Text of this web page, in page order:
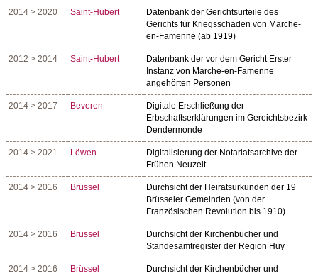
2014 > 2020 Saint-Hubert
Datenbank der Gerichtsurteile des
Gerichts für Kriegsschäden von Marche-
en-Famenne (ab 1919)
2012 > 2014 Saint-Hubert
Datenbank der vor dem Gericht Erster
Instanz von Marche-en-Famenne
angehörten Personen
2014 > 2017 Beveren
Digitale Erschließung der
Erbschaftserklärungen im Gereichtsbezirk
Dendermonde
2014 > 2021 Löwen
Digitalisierung der Notariatsarchive der
Frühen Neuzeit
2014 > 2016 Brüssel
Durchsicht der Heiratsurkunden der 19
Brüsseler Gemeinden (von der
Französischen Revolution bis 1910)
2014 > 2016 Brüssel
Durchsicht der Kirchenbücher und
Standesamtregister der Region Huy
2014 > 2016 Brüssel
Durchsicht der Kirchenbücher und